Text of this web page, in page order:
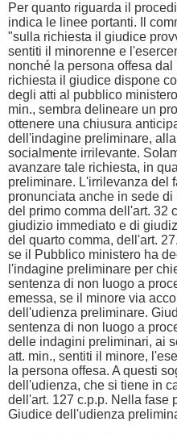
Per quanto riguarda il
indica le linee portanti. Il
"sulla richiesta il giudice
sentiti il minorenne e
nonché la persona offesa
richiesta il giudice dispone
degli atti al pubblico
min., sembra delineare un
ottenere una chiusura
dell'indagine preliminare,
socialmente irrilevante.
avanzare tale richiesta, in
preliminare. L'irrilevanza del
pronunciata anche in sede
del primo comma dell'art. 32
giudizio immediato e di
del quarto comma, dell'art.
se il Pubblico ministero ha
l'indagine preliminare per
sentenza di non luogo a
emessa, se il minore via
dell'udienza preliminare.
sentenza di non luogo a
delle indagini preliminari, ai
att. min., sentiti il minore,
la persona offesa. A questi
dell'udienza, che si tiene in
dell'art. 127 c.p.p. Nella fase
Giudice dell'udienza